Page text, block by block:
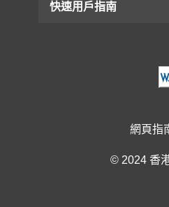
快速用戶指南
網頁指
© 2024 香